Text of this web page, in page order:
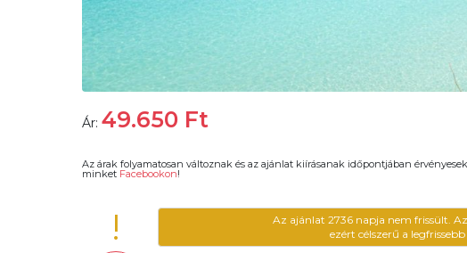
Ár: 49.650 Ft
Az árak folyamatosan változnak és az ajánlat kiírásanak időpontjában
minket Facebookon!
!
Az ajánlat 2736 napja nem frissült.
ezért célszerű a